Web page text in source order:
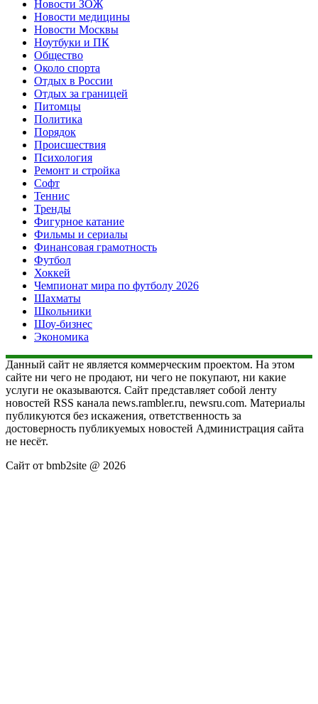
Новости ЗОЖ
Новости медицины
Новости Москвы
Ноутбуки и ПК
Общество
Около спорта
Отдых в России
Отдых за границей
Питомцы
Политика
Порядок
Происшествия
Психология
Ремонт и стройка
Софт
Теннис
Тренды
Фигурное катание
Фильмы и сериалы
Финансовая грамотность
Футбол
Хоккей
Чемпионат мира по футболу 2026
Шахматы
Школьники
Шоу-бизнес
Экономика
Данный сайт не является коммерческим проектом. На этом
сайте ни чего не продают, ни чего не покупают, ни какие
услуги не оказываются. Сайт представляет собой ленту
новостей RSS канала news.rambler.ru, newsru.com. Материалы
публикуются без искажения, ответственность за
достоверность публикуемых новостей Администрация сайта
не несёт.
Сайт от bmb2site @ 2026